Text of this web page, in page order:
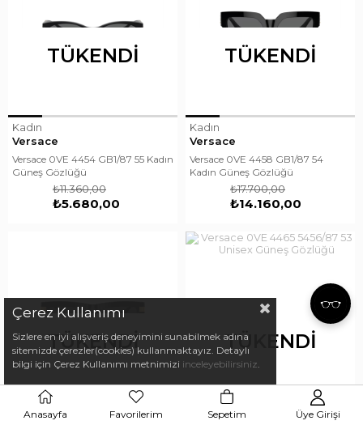
TÜKENDI
Kadın
Versace
Versace 0VE 4454 GB1/87 55 Kadın
Güneş Gözlüğü
₺5.680,00
₺11.360,00
TÜKENDI
Kadın
Versace
Versace 0VE 4458 GB1/87 54
Kadın Güneş Gözlüğü
₺14.160,00
₺17.700,00
TÜKENDI
Unisex
TÜKENDI
Unisex
Çerez Kullanımı
Sizlere en iyi alışveriş deneyimini sunabilmek adına
sitemizde çerezler(cookies) kullanmaktayız. Detaylı
bilgi için Çerez Kullanımı metnimizi inceleyebilirsiniz.
Anasayfa Favorilerim Sepetim Üye Girişi